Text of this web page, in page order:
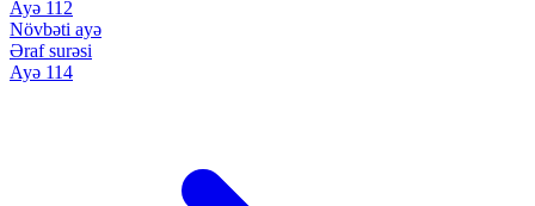
Ayə 112
Növbəti ayə
Əraf surəsi
Ayə 114